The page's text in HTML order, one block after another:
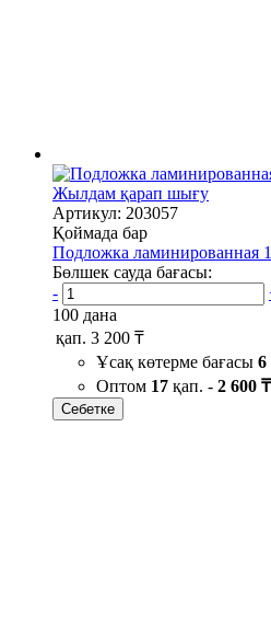
Жылдам қарап шығу
Артикул: 203057
Қоймада бар
Подложка ламинированная
Бөлшек сауда бағасы:
-
100 дана
қап. 3 200 ₸
Ұсақ көтерме бағасы 6
Оптом 17 қап. - 2 600 ₸
Себетке